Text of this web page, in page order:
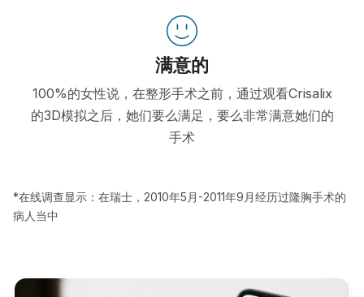
满意的
100%的女性说，在整形手术之前，通过观看Crisalix
的3D模拟之后，她们要么满足，要么非常满意她们的
手术
*在线调查显示：在瑞士，2010年5月-2011年9月经历过隆胸手术的
病人当中